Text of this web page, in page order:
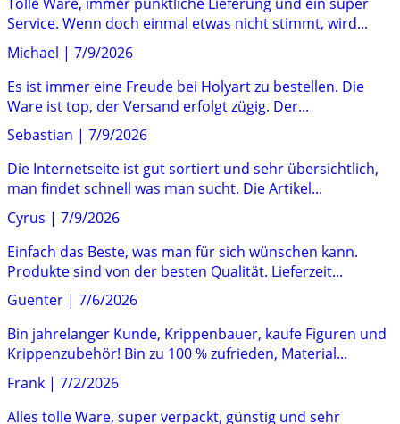
Service. Wenn doch einmal etwas nicht stimmt, wird...
Michael | 7/9/2026
Es ist immer eine Freude bei Holyart zu bestellen. Die
Ware ist top, der Versand erfolgt zügig. Der...
Sebastian | 7/9/2026
Die Internetseite ist gut sortiert und sehr übersichtlich,
man findet schnell was man sucht. Die Artikel...
Cyrus | 7/9/2026
Einfach das Beste, was man für sich wünschen kann.
Produkte sind von der besten Qualität. Lieferzeit...
Guenter | 7/6/2026
Bin jahrelanger Kunde, Krippenbauer, kaufe Figuren und
Krippenzubehör! Bin zu 100 % zufrieden, Material...
Frank | 7/2/2026
Alles tolle Ware, super verpackt, günstig und sehr